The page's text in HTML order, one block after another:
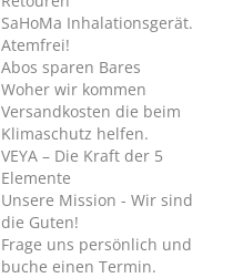
SaHoMa Inhalationsgerät.
Atemfrei!
Abos sparen Bares
Woher wir kommen
Versandkosten die beim
Klimaschutz helfen.
VEYA – Die Kraft der 5
Elemente
Unsere Mission - Wir sind
die Guten!
Frage uns persönlich und
buche einen Termin.